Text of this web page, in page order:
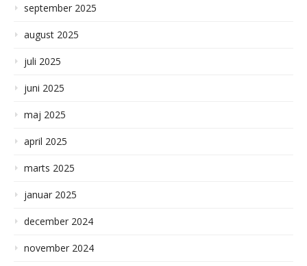
september 2025
august 2025
juli 2025
juni 2025
maj 2025
april 2025
marts 2025
januar 2025
december 2024
november 2024